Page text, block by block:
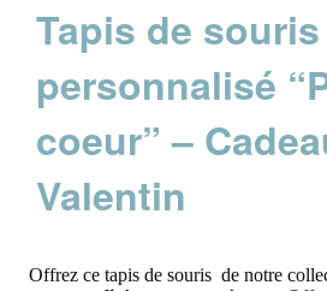
Tapis de souris
personnalisé
coeur” –
Valentin
Offrez ce tapis de souris de notre